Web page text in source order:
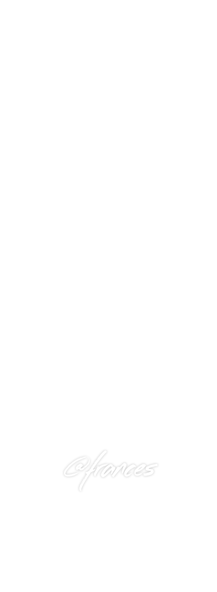
@frances